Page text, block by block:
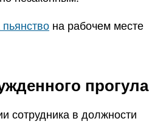
на рабочем месте
прогула
сотрудника в должности